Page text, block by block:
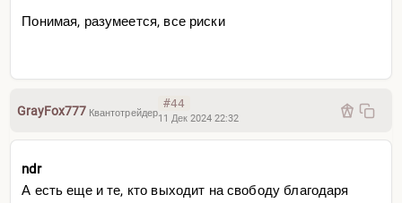
Понимая, разумеется, все риски
GrayFox777 Квантотрейдер
#44
11 Дек 2024 22:32
ndr
А есть еще и те, кто выходит на свободу благодаря